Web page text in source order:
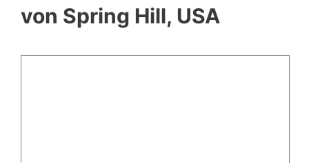
von Spring Hill, USA